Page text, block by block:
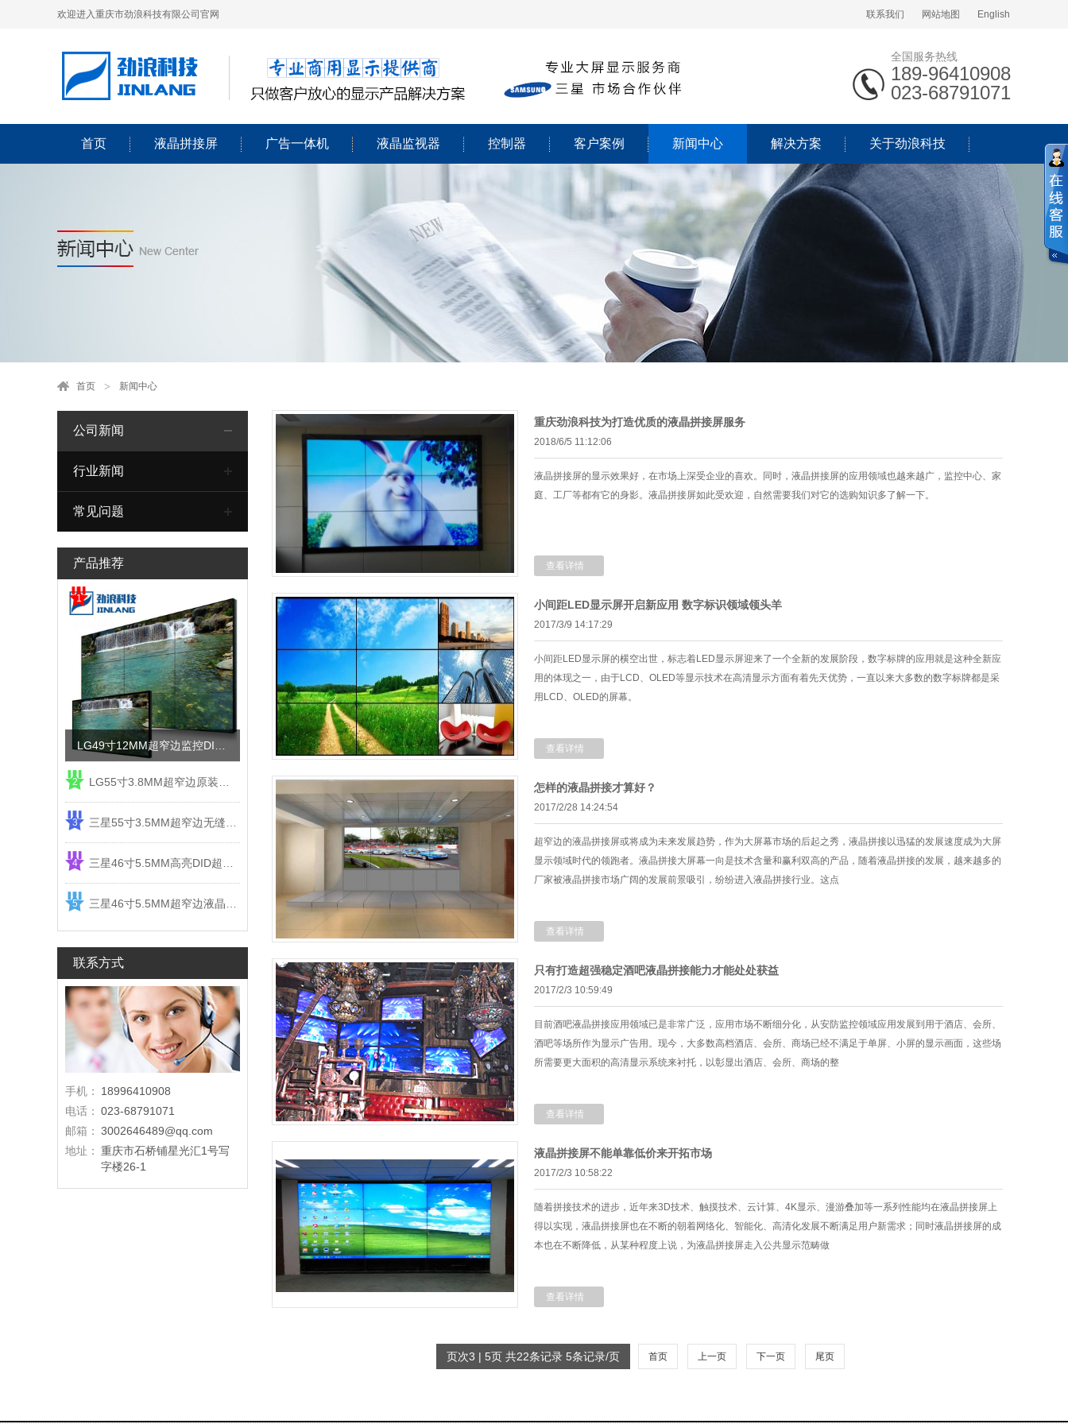
欢迎进入重庆市劲浪科技有限公司官网 联系我们 网站地图 English
全国服务热线
189-96410908
023-68791071
首页 液晶拼接屏 广告一体机 液晶监视器 控制器 客户案例 新闻中心 解决方案 关于劲浪科技
首页 新闻中心
公司新闻
行业新闻
常见问题
产品推荐
1
2
3
4
5
联系方式
手机：
18996410908
电话： 023-68791071
邮箱： 3002646489@qq.com
地址： 重庆市石桥铺星光汇1号写
字楼26-1
重庆劲浪科技为打造优质的液晶拼接屏服务
2018/6/5 11:12:06
液晶拼接屏的显示效果好，在市场上深受企业的喜欢。同时，液晶拼接屏的应用领域也越来越广，监控中心、家
庭、工厂等都有它的身影。液晶拼接屏如此受欢迎，自然需要我们对它的选购知识多了解一下。
查看详情
小间距LED显示屏开启新应用 数字标识领域领头羊
2017/3/9 14:17:29
小间距LED显示屏的横空出世，标志着LED显示屏迎来了一个全新的发展阶段，数字标牌的应用就是这种全新应
用的体现之一，由于LCD、OLED等显示技术在高清显示方面有着先天优势，一直以来大多数的数字标牌都是采
用LCD、OLED的屏幕。
查看详情
怎样的液晶拼接才算好？
2017/2/28 14:24:54
超窄边的液晶拼接屏或将成为未来发展趋势，作为大屏幕市场的后起之秀，液晶拼接以迅猛的发展速度成为大屏
显示领域时代的领跑者。液晶拼接大屏幕一向是技术含量和赢利双高的产品，随着液晶拼接的发展，越来越多的
厂家被液晶拼接市场广阔的发展前景吸引，纷纷进入液晶拼接行业。这点
查看详情
只有打造超强稳定酒吧液晶拼接能力才能处处获益
2017/2/3 10:59:49
目前酒吧液晶拼接应用领域已是非常广泛，应用市场不断细分化，从安防监控领域应用发展到用于酒店、会所、
酒吧等场所作为显示广告用。现今，大多数高档酒店、会所、商场已经不满足于单屏、小屏的显示画面，这些场
所需要更大面积的高清显示系统来衬托，以彰显出酒店、会所、商场的整
查看详情
液晶拼接屏不能单靠低价来开拓市场
2017/2/3 10:58:22
随着拼接技术的进步，近年来3D技术、触摸技术、云计算、4K显示、漫游叠加等一系列性能均在液晶拼接屏上
得以实现，液晶拼接屏也在不断的朝着网络化、智能化、高清化发展不断满足用户新需求；同时液晶拼接屏的成
本也在不断降低，从某种程度上说，为液晶拼接屏走入公共显示范畴做
查看详情
页次3 | 5页 共22条记录 5条记录/页 首页 上一页 下一页 尾页